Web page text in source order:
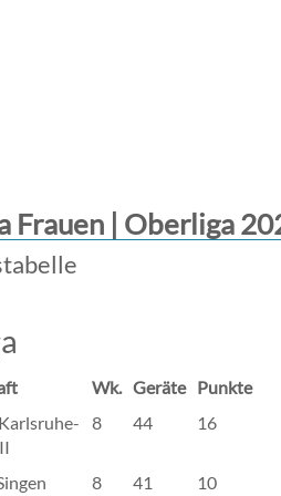
Frauen | Oberliga
Wk. Geräte Punkte
8 44 16
8 41 10